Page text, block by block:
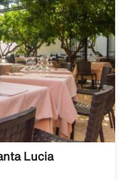
Lucia